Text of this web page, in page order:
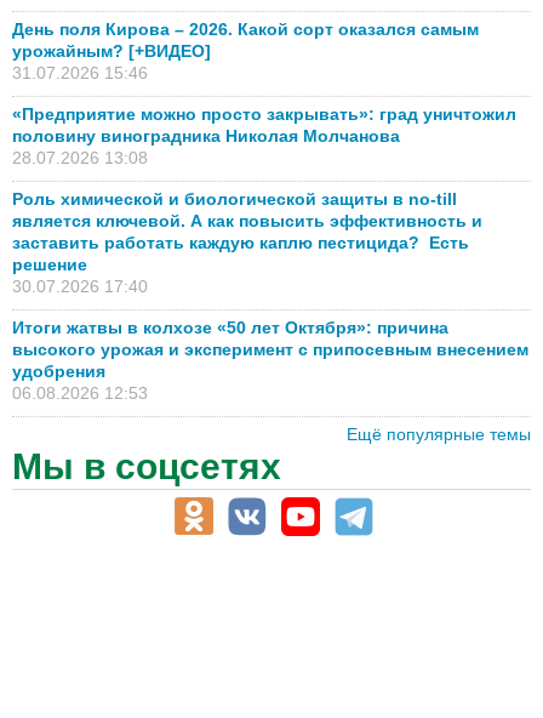
День поля Кирова – 2026. Какой сорт оказался самым
урожайным? [+ВИДЕО]
31.07.2026 15:46
«Предприятие можно просто закрывать»: град уничтожил
половину виноградника Николая Молчанова
28.07.2026 13:08
Роль химической и биологической защиты в no-till
является ключевой. А как повысить эффективность и
заставить работать каждую каплю пестицида? Есть
решение
30.07.2026 17:40
Итоги жатвы в колхозе «50 лет Октября»: причина
высокого урожая и эксперимент с припосевным внесением
удобрения
06.08.2026 12:53
Ещё популярные темы
Мы в соцсетях